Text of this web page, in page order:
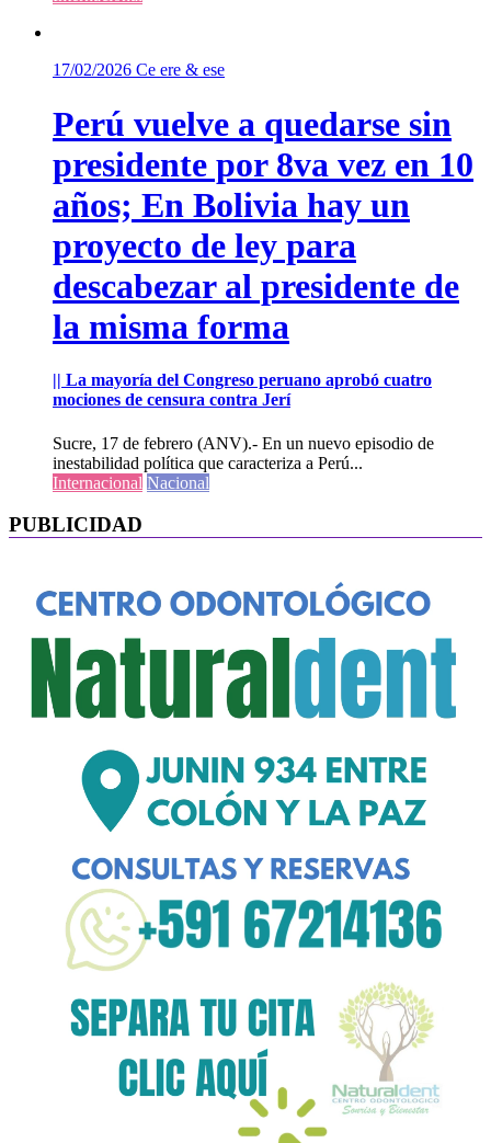
17/02/2026 Ce ere & ese
Perú vuelve a quedarse sin
presidente por 8va vez en 10
años; En Bolivia hay un
proyecto de ley para
descabezar al presidente de
la misma forma
|| La mayoría del Congreso peruano aprobó cuatro
mociones de censura contra Jerí
Sucre, 17 de febrero (ANV).- En un nuevo episodio de
inestabilidad política que caracteriza a Perú...
Internacional Nacional
PUBLICIDAD